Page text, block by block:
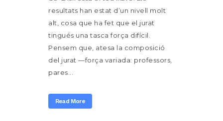
resultats han estat d’un nivell molt
alt, cosa que ha fet que el jurat
tingués una tasca força difícil.
Pensem que, atesa la composició
del jurat —força variada: professors,
pares...
Read More